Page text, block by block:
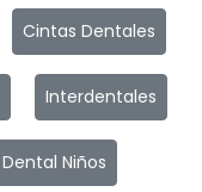
Cintas Dentales
Interdentales
Niños